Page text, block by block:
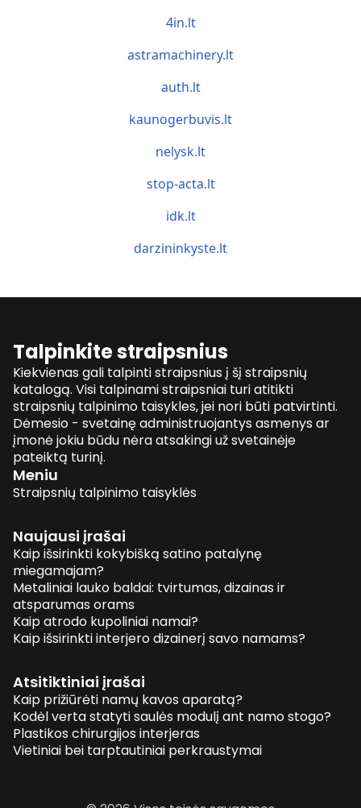
4in.lt
astramachinery.lt
auth.lt
kaunogerbuvis.lt
nelysk.lt
stop-acta.lt
idk.lt
darzininkyste.lt
Talpinkite straipsnius
Kiekvienas gali talpinti straipsnius į šį straipsnių
katalogą. Visi talpinami straipsniai turi atitikti
straipsnių talpinimo taisykles, jei nori būti patvirtinti.
Dėmesio - svetainę administruojantys asmenys ar
įmonė jokiu būdu nėra atsakingi už svetainėje
pateiktą turinį.
Meniu
Straipsnių talpinimo taisyklės
Naujausi įrašai
Kaip išsirinkti kokybišką satino patalynę
miegamajam?
Metaliniai lauko baldai: tvirtumas, dizainas ir
atsparumas orams
Kaip atrodo kupoliniai namai?
Kaip išsirinkti interjero dizainerį savo namams?
Atsitiktiniai įrašai
Kaip prižiūrėti namų kavos aparatą?
Kodėl verta statyti saulės modulį ant namo stogo?
Plastikos chirurgijos interjeras
Vietiniai bei tarptautiniai perkraustymai